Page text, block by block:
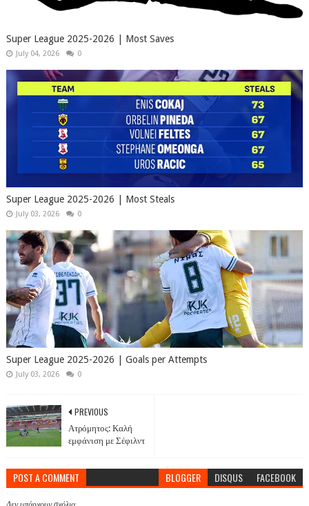
Super League 2025-2026 | Most Saves
July 04, 2026 0
Super League 2025-2026 | Most Steals
July 03, 2026 0
Super League 2025-2026 | Goals per Attempts
July 03, 2026 0
PREVIOUS
Ατρόμητος: Καλή
εμφάνιση με Σέφιλντ
POST A COMMENT BLOGGER DISQUS FACEBOOK